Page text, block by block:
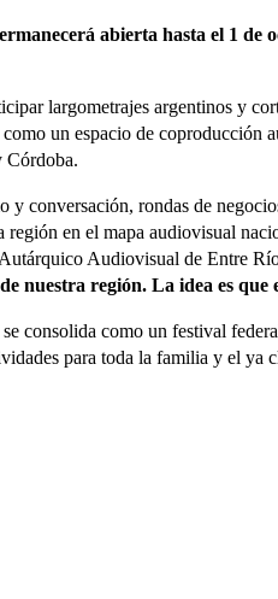
abierta hasta el 1
largometrajes argentinos y
un espacio de coproducción
Córdoba.
y conversación, rondas de
en el mapa audiovisual
Audiovisual de Entre
nuestra región. La idea es
consolida como un festival
para toda la familia y el ya